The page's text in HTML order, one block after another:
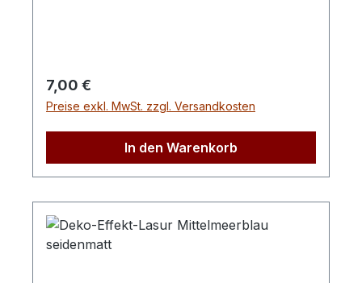
Farbstabilität.Wir empfehlen zum Streichen
unsere Lackierpinsel (Best.-Nr.:1753, 1754,
1755) mit reinen hellen China Borsten,
Wulstbleche und braun lackierten Stielen.
Regulärer Preis:
7,00 €
Preise exkl. MwSt. zzgl. Versandkosten
In den Warenkorb